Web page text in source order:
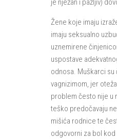
je nježan i pažljiv)
Žene koje imaju
imaju seksualno
uznemirene
uspostave
odnosa. Muškarci su
vagnizimom, jer
problem često nije u
teško predočavaju
mišića rodnice te
odgovorni za bol